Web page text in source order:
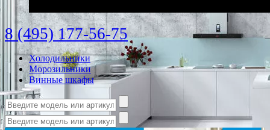
8 (495) 177-56-75
Холодильники
Морозильники
Винные шкафы